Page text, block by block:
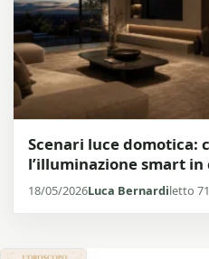
Scenari luce domotica:
l’illuminazione smart in
18/05/2026Luca Bernardiletto